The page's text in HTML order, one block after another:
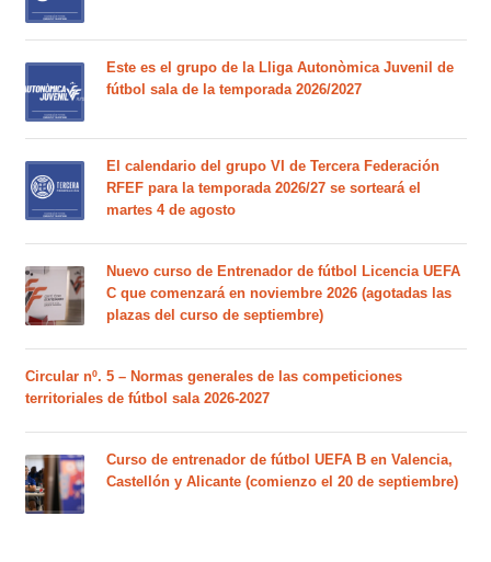
Este es el grupo de la Lliga Autonòmica Juvenil de
fútbol sala de la temporada 2026/2027
El calendario del grupo VI de Tercera Federación
RFEF para la temporada 2026/27 se sorteará el
martes 4 de agosto
Nuevo curso de Entrenador de fútbol Licencia UEFA
C que comenzará en noviembre 2026 (agotadas las
plazas del curso de septiembre)
Circular nº. 5 – Normas generales de las competiciones
territoriales de fútbol sala 2026-2027
Curso de entrenador de fútbol UEFA B en Valencia,
Castellón y Alicante (comienzo el 20 de septiembre)